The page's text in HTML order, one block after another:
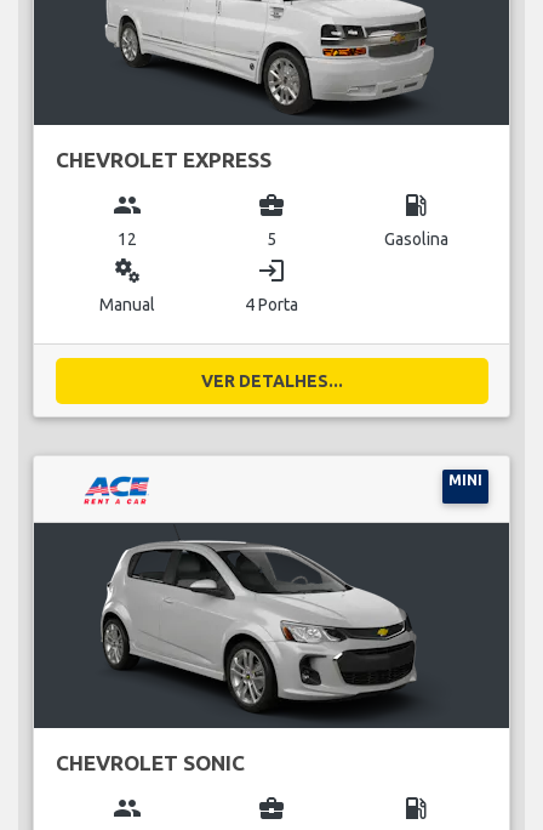
CHEVROLET EXPRESS
group
12
business_center
5
local_gas_station
Gasolina
miscellaneous_services
Manual
login
4 Porta
VER DETALHES...
MINI
CHEVROLET SONIC
group business_center local_gas_station